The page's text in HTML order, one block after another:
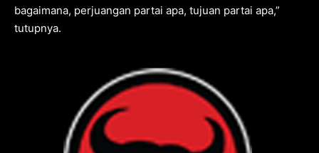
bagaimana, perjuangan partai apa, tujuan partai apa,”
tutupnya.